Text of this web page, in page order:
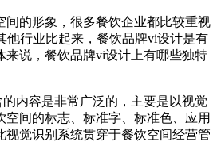
的形象，很多餐饮企业都比较重视
他行业比起来，餐饮品牌vi设计是有
来说，餐饮品牌vi设计上有哪些独特
容是非常广泛的，主要是以视觉
空间的标志、标准字、标准色、应用
视觉识别系统贯穿于餐饮空间经营管